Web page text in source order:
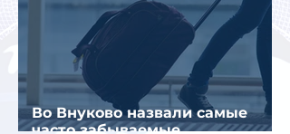
Во Внуково назвали самые
часто забываемые